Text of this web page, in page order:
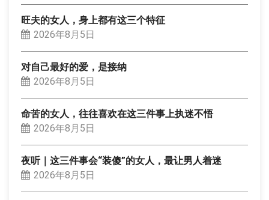
旺夫的女人，身上都有这三个特征
2026年8月5日
对自己最好的爱，是接纳
2026年8月5日
命苦的女人，往往喜欢在这三件事上执迷不悟
2026年8月5日
夜听｜这三件事会“装傻”的女人，最让男人着迷
2026年8月5日